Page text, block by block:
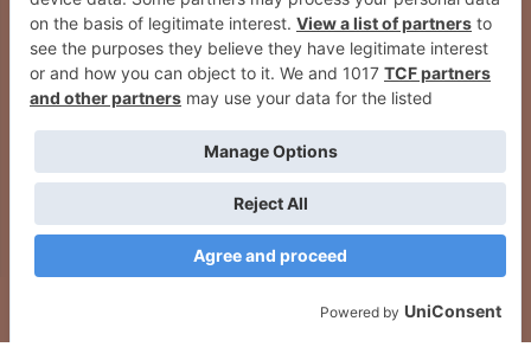
Sarriguren su nuevo
libro 'Bestiario fotográfico'